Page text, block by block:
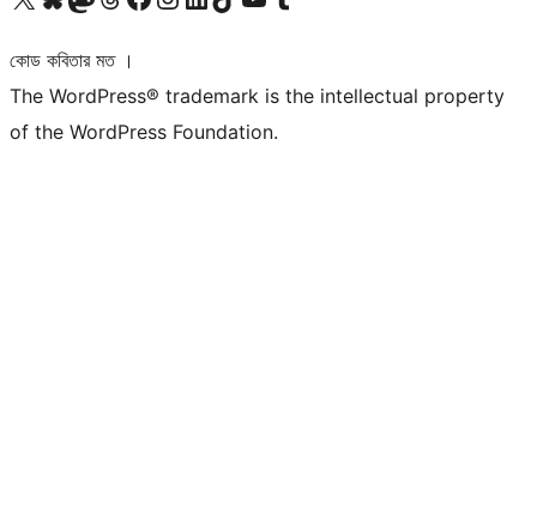
কোড কবিতার মত ।
The WordPress® trademark is the intellectual property
of the WordPress Foundation.